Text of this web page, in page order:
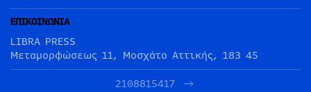
ΕΠΙΚΟΙΝΩΝΙΑ
LIBRA PRESS
Μεταμορφώσεως 11, Μοσχάτο Αττικής, 183 45
2108815417